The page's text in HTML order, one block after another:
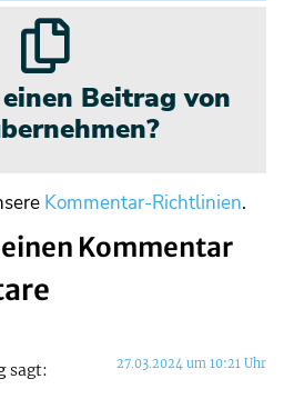
Beitrag von
Kommentar-Richtlinien.
Kommentar
sagt: 27.03.2024 um 10:21 Uhr